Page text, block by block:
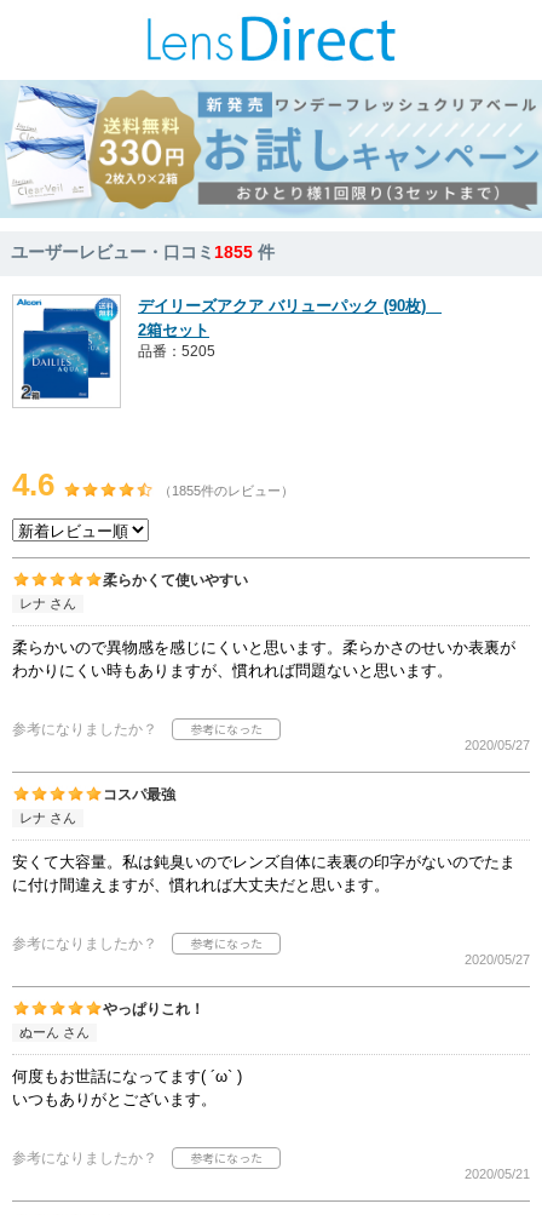
ユーザーレビュー・口コミ1855 件
デイリーズアクア バリューパック (90枚)
2箱セット
品番：5205
4.6 （1855件のレビュー）
柔らかくて使いやすい
レナ さん
柔らかいので異物感を感じにくいと思います。柔らかさのせいか表裏が
わかりにくい時もありますが、慣れれば問題ないと思います。
参考になりましたか？
2020/05/27
コスパ最強
レナ さん
安くて大容量。私は鈍臭いのでレンズ自体に表裏の印字がないのでたま
に付け間違えますが、慣れれば大丈夫だと思います。
参考になりましたか？
2020/05/27
やっぱりこれ！
ぬーん さん
何度もお世話になってます( ´ω` )
いつもありがとございます。
参考になりましたか？
2020/05/21